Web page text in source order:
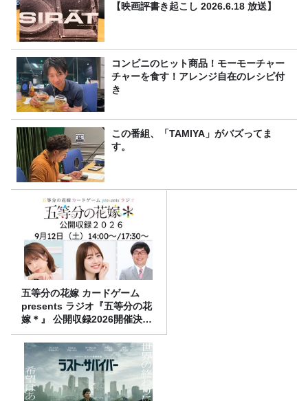
【映画評書き起こし 2026.6.18 放送】
コンビニのヒット商品！モーモーチャー
チャーを食す！アレンジ自在のレシピ付
き
この番組、「TAMIYA」がバズってま
す。
五等分の花嫁 カードゲーム
presents ラジオ『五等分の花
嫁＊』 公開収録2026開催決
定！